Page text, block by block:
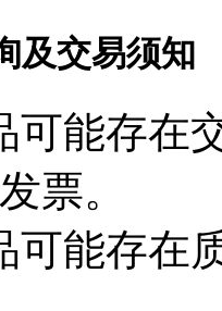
及交易须知
可能存在
票。
可能存在